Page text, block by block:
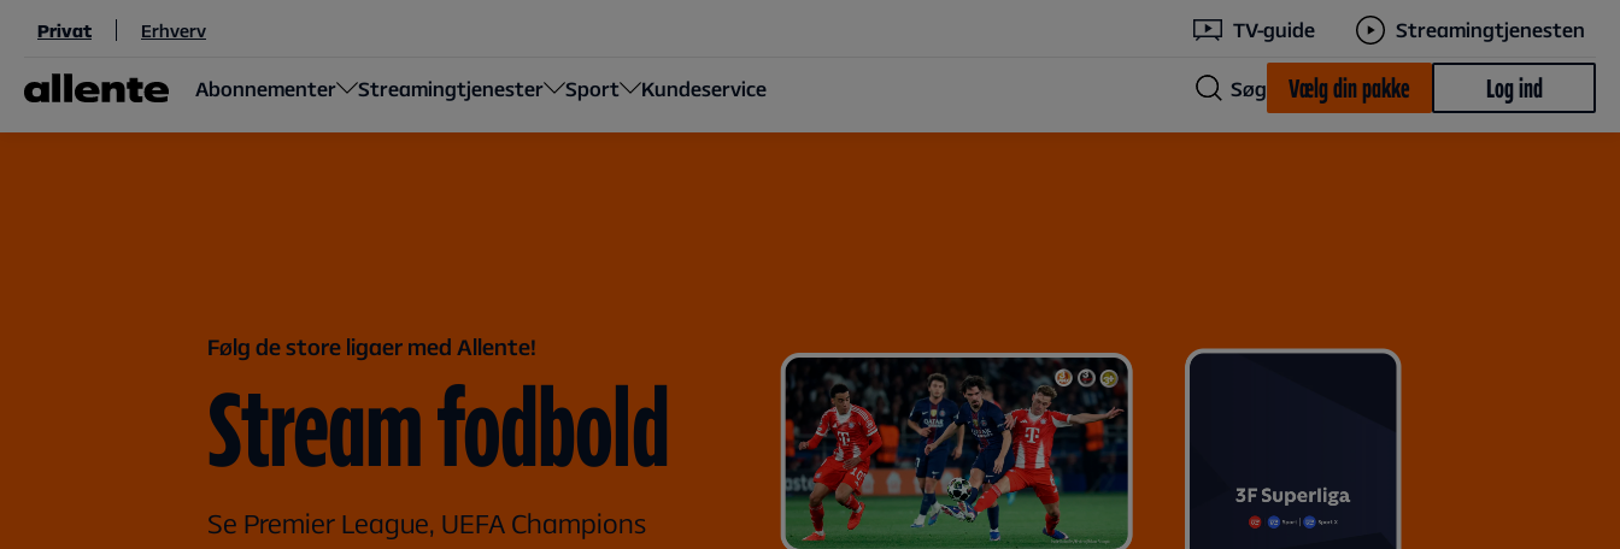
Til hovedindhold
Privat Erhverv TV-guide Streamingtjenesten
Abonnementer Streamingtjenester Sport Kundeservice Søg Vælg din pakke Log ind
Følg de store ligaer med Allente!
Stream fodbold
Se Premier League, UEFA Champions